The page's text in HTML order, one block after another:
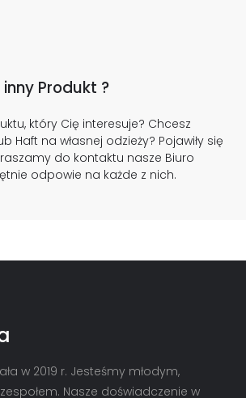
Produkt ?
który Cię interesuje? Chcesz
Haft na własnej odzieży? Pojawiły się
do kontaktu nasze Biuro
odpowie na każde z nich.
w 2019 r. Jesteśmy młodym,
Nasze doświadczenie w